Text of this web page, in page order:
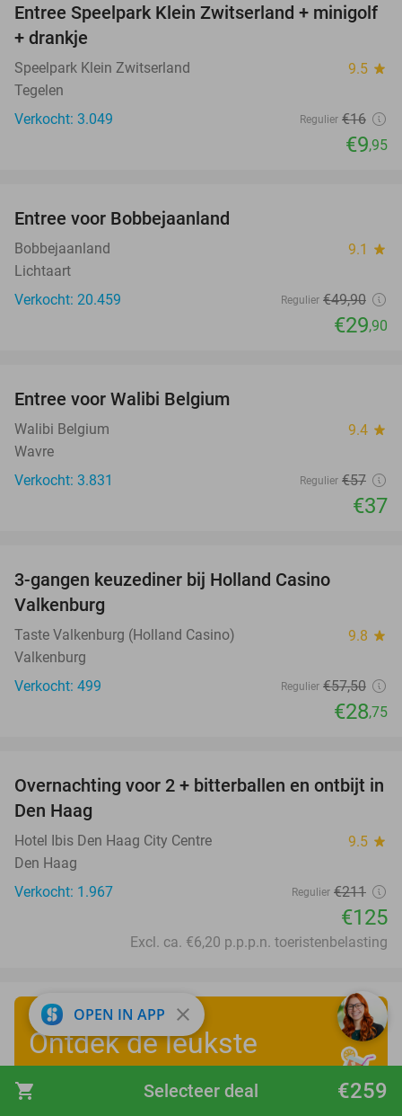
shopping_cart €259
Selecteer deal
38%
Entree Speelpark Klein Zwitserland + minigolf
+ drankje
Speelpark Klein Zwitserland 9.5 star
Tegelen
Verkocht: 3.049
Regulier €16
€9,95
Entree voor Bobbejaanland
Bobbejaanland 9.1 star
Lichtaart
Verkocht: 20.459
Regulier €49,90
€29,90
Entree voor Walibi Belgium
Walibi Belgium 9.4 star
Wavre
Verkocht: 3.831
Regulier €57
€37
3-gangen keuzediner bij Holland Casino
Valkenburg
Taste Valkenburg (Holland Casino) 9.8 star
Valkenburg
Verkocht: 499
Regulier €57,50
€28,75
41%
Overnachting voor 2 + bitterballen en ontbijt in
Den Haag
Hotel Ibis Den Haag City Centre 9.5 star
Den Haag
Verkocht: 1.967
Regulier €211
€125
Excl. ca. €6,20 p.p.p.n. toeristenbelasting
Ontdek de leukste
zomervakantiedeals
OPEN IN APP close